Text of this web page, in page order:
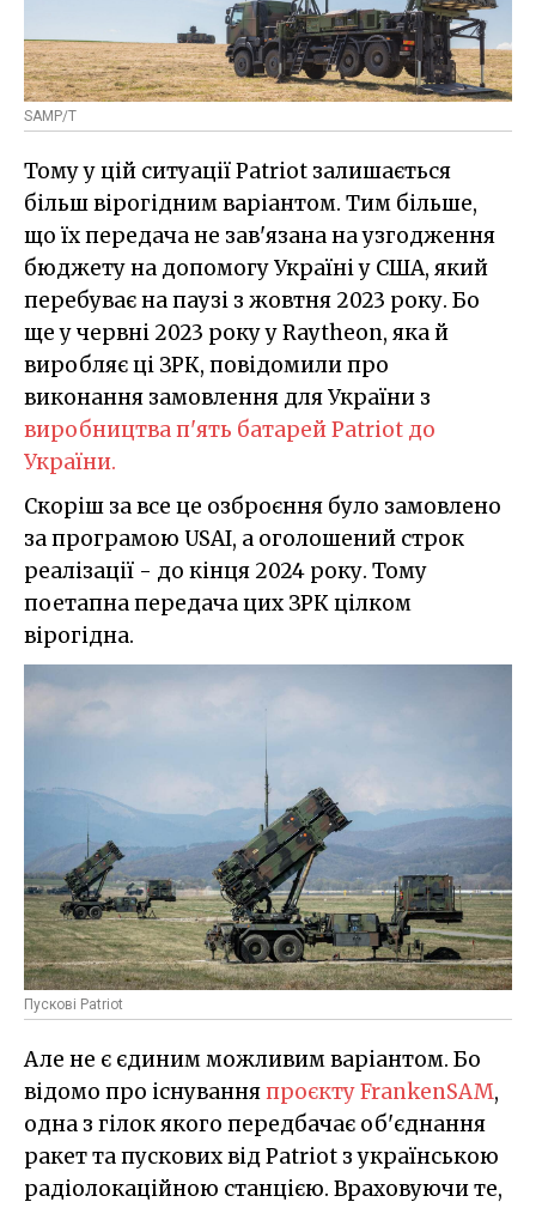
SAMP/T
Тому у цій ситуації Patriot залишається
більш вірогідним варіантом. Тим більше,
що їх передача не зав'язана на узгодження
бюджету на допомогу Україні у США, який
перебуває на паузі з жовтня 2023 року. Бо
ще у червні 2023 року у Raytheon, яка й
виробляє ці ЗРК, повідомили про
виконання замовлення для України з
виробництва п'ять батарей Patriot до
України.
Скоріш за все це озброєння було замовлено
за програмою USAI, а оголошений строк
реалізації - до кінця 2024 року. Тому
поетапна передача цих ЗРК цілком
вірогідна.
Пускові Patriot
Але не є єдиним можливим варіантом. Бо
відомо про існуванняпроєкту FrankenSAM,
одна з гілок якого передбачає об'єднання
ракет та пускових від Patriot з українською
радіолокаційною станцією. Враховуючи те,